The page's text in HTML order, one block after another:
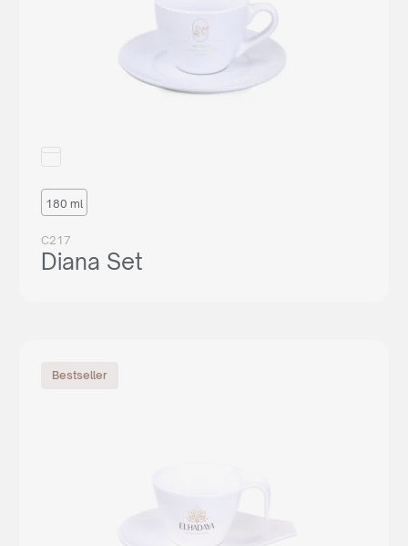
180 ml
C217
Diana Set
Bestseller